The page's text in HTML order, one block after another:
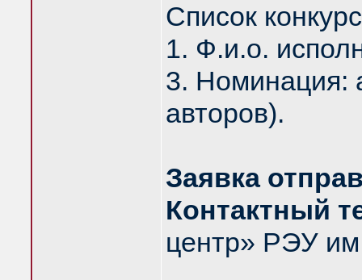
Список
1. Ф.и.о.
3. Номинация:
авторов).
Заявка
Контактный
центр» РЭУ